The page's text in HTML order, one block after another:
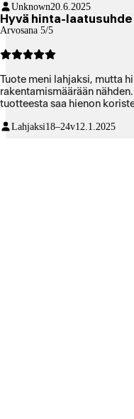
Unknown20.6.2025
Hyvä hinta-laatusuhde
Arvosana 5/5
Tuote meni lahjaksi, mutta
rakentamismäärään
tuotteesta saa hienon
Lahjaksi18–24v12.1.2025